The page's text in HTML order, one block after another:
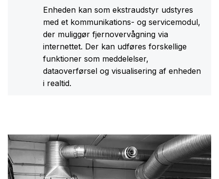
Enheden kan som ekstraudstyr udstyres
med et kommunikations- og servicemodul,
der muliggør fjernovervågning via
internettet. Der kan udføres forskellige
funktioner som meddelelser,
dataoverførsel og visualisering af enheden
i realtid.